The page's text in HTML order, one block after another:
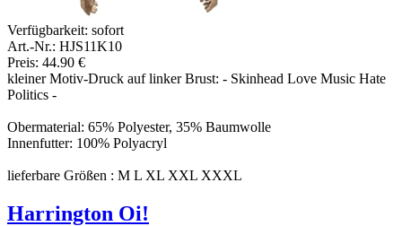
Verfügbarkeit: sofort
Art.-Nr.: HJS11K10
Preis: 44.90 €
kleiner Motiv-Druck auf linker Brust: - Skinhead Love Music Hate
Politics -
Obermaterial: 65% Polyester, 35% Baumwolle
Innenfutter: 100% Polyacryl
lieferbare Größen : M L XL XXL XXXL
Harrington Oi!